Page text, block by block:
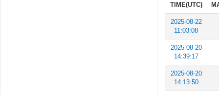
TIME(UTC)
2025-08-22
11:03:08
2025-08-20
14:39:17
2025-08-20
14:13:50